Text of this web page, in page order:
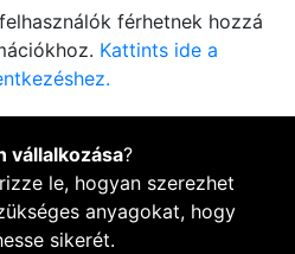
férhetnek hozzá
Kattints ide a
vállalkozása?
le, hogyan szerezhet
anyagokat, hogy
sikerét.